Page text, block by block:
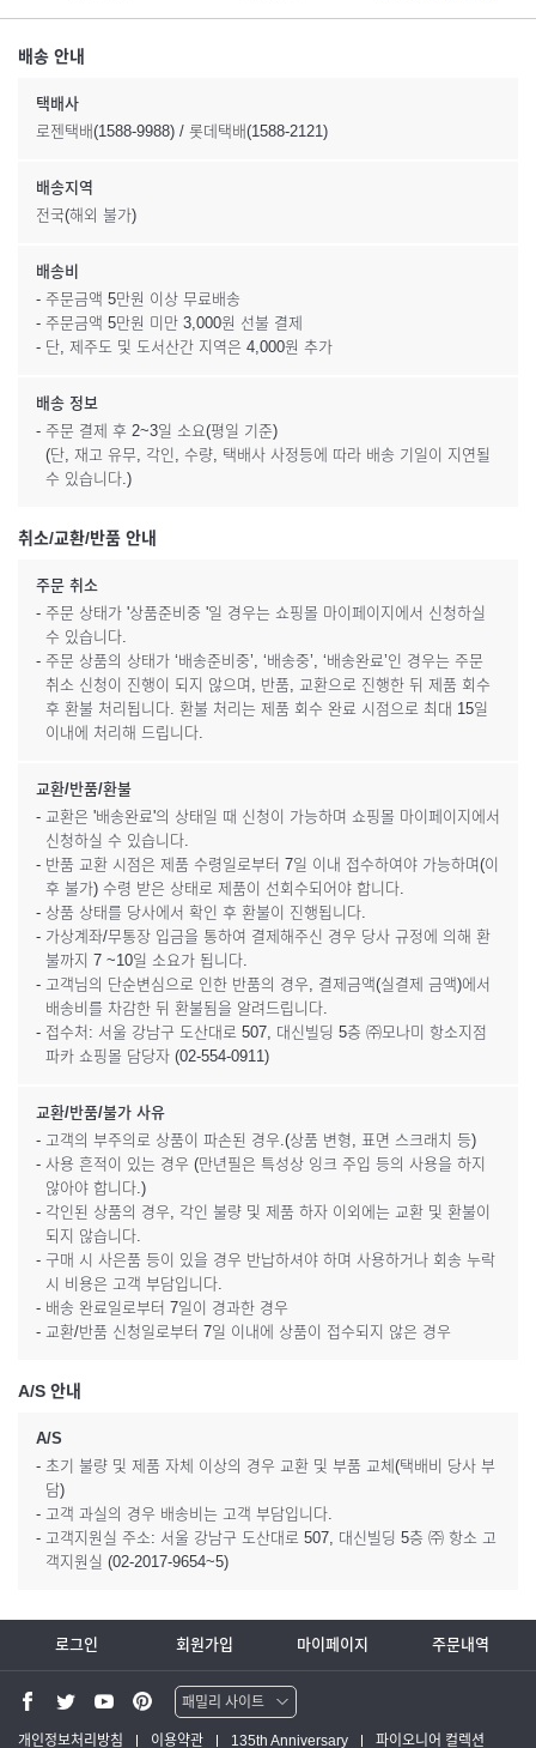
배송 안내
택배사
로젠택배(1588-9988) / 롯데택배(1588-2121)
배송지역
전국(해외 불가)
배송비
- 주문금액 5만원 이상 무료배송
- 주문금액 5만원 미만 3,000원 선불 결제
- 단, 제주도 및 도서산간 지역은 4,000원 추가
배송 정보
- 주문 결제 후 2~3일 소요(평일 기준)
(단, 재고 유무, 각인, 수량, 택배사 사정등에 따라 배송 기일이 지연될
수 있습니다.)
취소/교환/반품 안내
주문 취소
- 주문 상태가 '상품준비중 '일 경우는 쇼핑몰 마이페이지에서 신청하실
수 있습니다.
- 주문 상품의 상태가 ‘배송준비중’, ‘배송중’, ‘배송완료’인 경우는 주문
취소 신청이 진행이 되지 않으며, 반품, 교환으로 진행한 뒤 제품 회수
후 환불 처리됩니다. 환불 처리는 제품 회수 완료 시점으로 최대 15일
이내에 처리해 드립니다.
교환/반품/환불
- 교환은 '배송완료'의 상태일 때 신청이 가능하며 쇼핑몰 마이페이지에서
신청하실 수 있습니다.
- 반품 교환 시점은 제품 수령일로부터 7일 이내 접수하여야 가능하며(이
후 불가) 수령 받은 상태로 제품이 선회수되어야 합니다.
- 상품 상태를 당사에서 확인 후 환불이 진행됩니다.
- 가상계좌/무통장 입금을 통하여 결제해주신 경우 당사 규정에 의해 환
불까지 7 ~10일 소요가 됩니다.
- 고객님의 단순변심으로 인한 반품의 경우, 결제금액(실결제 금액)에서
배송비를 차감한 뒤 환불됨을 알려드립니다.
- 접수처: 서울 강남구 도산대로 507, 대신빌딩 5층 ㈜모나미 항소지점
파카 쇼핑몰 담당자 (02-554-0911)
교환/반품/불가 사유
- 고객의 부주의로 상품이 파손된 경우.(상품 변형, 표면 스크래치 등)
- 사용 흔적이 있는 경우 (만년필은 특성상 잉크 주입 등의 사용을 하지
않아야 합니다.)
- 각인된 상품의 경우, 각인 불량 및 제품 하자 이외에는 교환 및 환불이
되지 않습니다.
- 구매 시 사은품 등이 있을 경우 반납하셔야 하며 사용하거나 회송 누락
시 비용은 고객 부담입니다.
- 배송 완료일로부터 7일이 경과한 경우
- 교환/반품 신청일로부터 7일 이내에 상품이 접수되지 않은 경우
A/S 안내
A/S
- 초기 불량 및 제품 자체 이상의 경우 교환 및 부품 교체(택배비 당사 부
담)
- 고객 과실의 경우 배송비는 고객 부담입니다.
- 고객지원실 주소: 서울 강남구 도산대로 507, 대신빌딩 5층 ㈜ 항소 고
객지원실 (02-2017-9654~5)
로그인 회원가입 마이페이지 주문내역
패밀리 사이트
워터맨 쇼핑몰
개인정보처리방침 이용약관 135th Anniversary 파이오니어 컬렉션